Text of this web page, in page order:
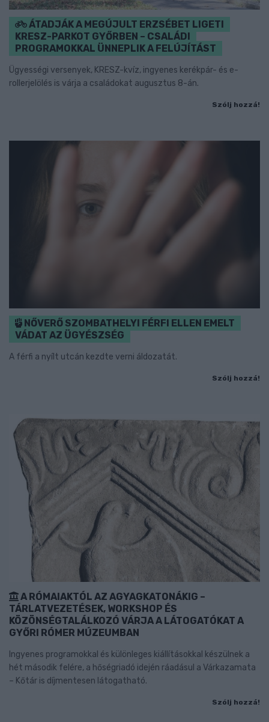
ÁTADJÁK A MEGÚJULT ERZSÉBET LIGETI
KRESZ-PARKOT GYŐRBEN – CSALÁDI
PROGRAMOKKAL ÜNNEPLIK A FELÚJÍTÁST
Ügyességi versenyek, KRESZ-kvíz, ingyenes kerékpár- és e-
rollerjelölés is várja a családokat augusztus 8-án.
Szólj hozzá!
NŐVERŐ SZOMBATHELYI FÉRFI ELLEN EMELT
VÁDAT AZ ÜGYÉSZSÉG
A férfi a nyílt utcán kezdte verni áldozatát.
Szólj hozzá!
A RÓMAIAKTÓL AZ AGYAGKATONÁKIG –
TÁRLATVEZETÉSEK, WORKSHOP ÉS
KÖZÖNSÉGTALÁLKOZÓ VÁRJA A LÁTOGATÓKAT A
GYŐRI RÓMER MÚZEUMBAN
Ingyenes programokkal és különleges kiállításokkal készülnek a
hét második felére, a hőségriadó idején ráadásul a Várkazamata
– Kőtár is díjmentesen látogatható.
Szólj hozzá!